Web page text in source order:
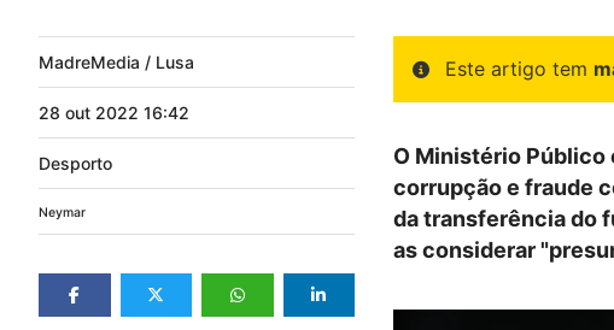
MadreMedia / Lusa
28 out 2022 16:42
Desporto
Neymar
Este artigo tem
O Ministério Público
corrupção e fraude
da transferência do
as considerar